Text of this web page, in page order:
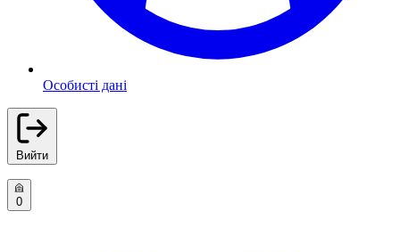
Особисті дані
Вийти
0